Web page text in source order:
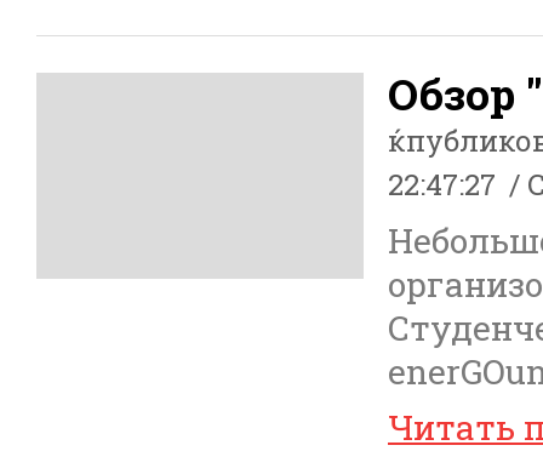
Обзор
22:47:27
Читать